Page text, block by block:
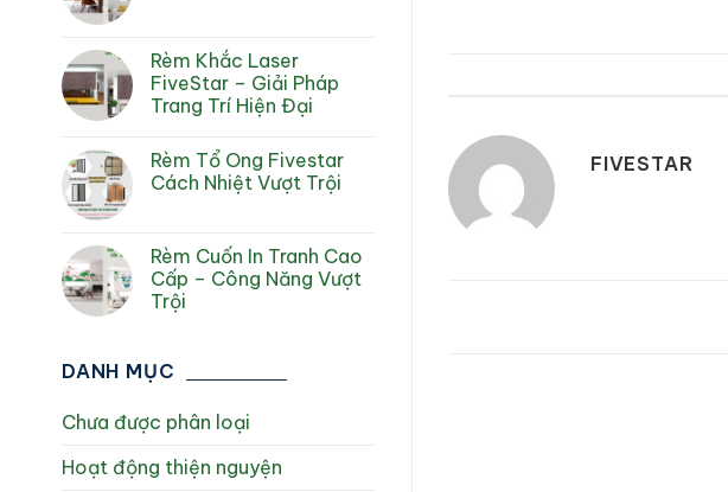
Rèm Khắc Laser
FiveStar – Giải Pháp
Trang Trí Hiện Đại
Rèm Tổ Ong Fivestar
Cách Nhiệt Vượt Trội
Rèm Cuốn In Tranh Cao
Cấp – Công Năng Vượt
Trội
DANH MỤC
Chưa được phân loại
Hoạt động thiện nguyện
FIVESTAR